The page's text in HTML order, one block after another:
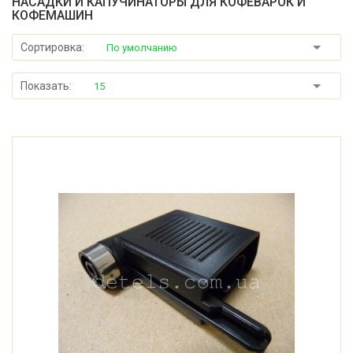
КОФЕМАШИН
Сортировка: По умолчанию
Показать: 15